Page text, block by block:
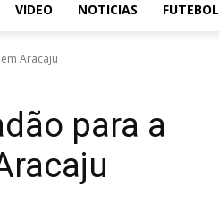
VIDEO NOTICIAS FUTEBOL
Aracaju
para a